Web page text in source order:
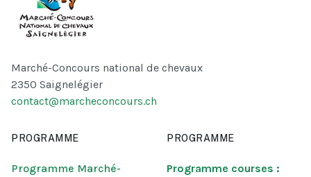
Marché-Concours national de chevaux
2350 Saignelégier
contact@marcheconcours.ch
PROGRAMME
Programme Marché-
PROGRAMME
Programme courses :